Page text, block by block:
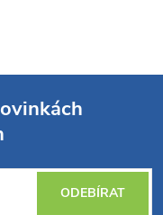
ODEBÍRAT